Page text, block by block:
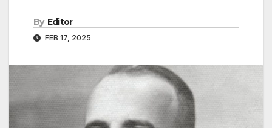
By Editor
FEB 17, 2025